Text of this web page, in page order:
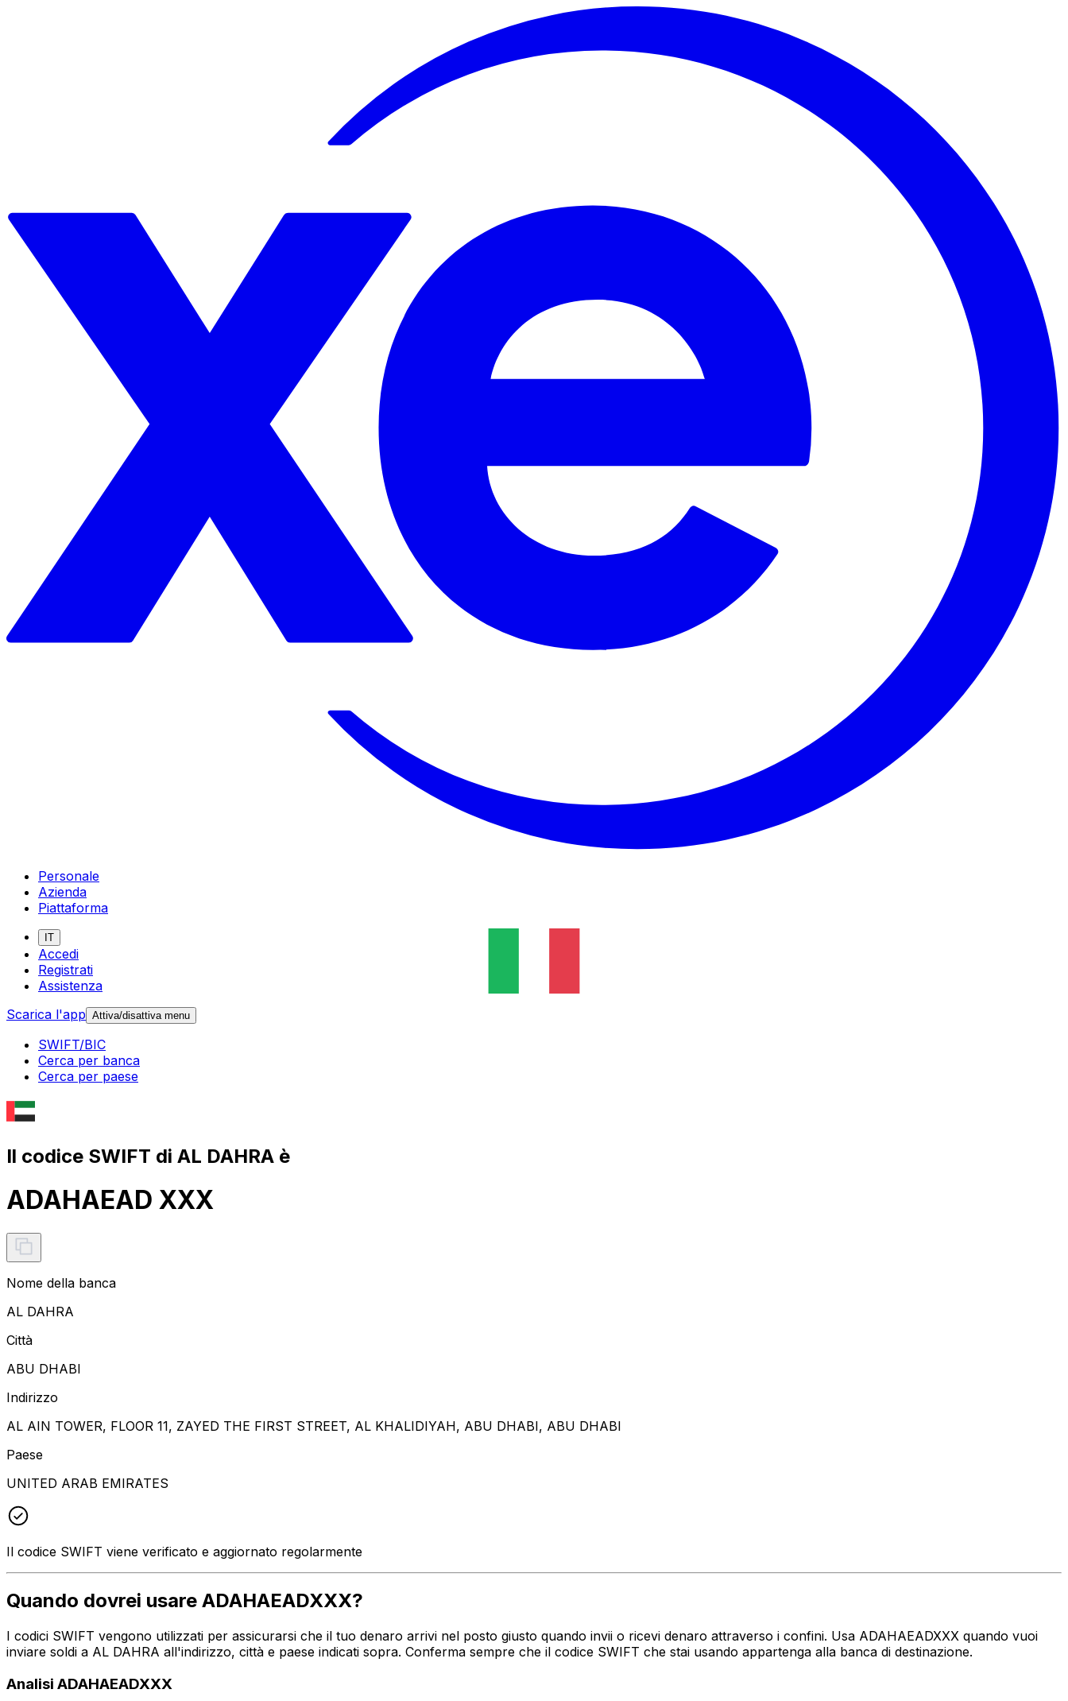
Personale
Azienda
Piattaforma
IT
Accedi
Registrati
Assistenza
Scarica l'app Attiva/disattiva menu
SWIFT/BIC
Cerca per banca
Cerca per paese
Il codice SWIFT di AL DAHRA è
ADAHAEAD XXX
Nome della banca
AL DAHRA
Città
ABU DHABI
Indirizzo
AL AIN TOWER, FLOOR 11, ZAYED THE FIRST STREET, AL KHALIDIYAH, ABU DHABI, ABU DHABI
Paese
UNITED ARAB EMIRATES
Il codice SWIFT viene verificato e aggiornato regolarmente
Quando dovrei usare ADAHAEADXXX?
I codici SWIFT vengono utilizzati per assicurarsi che il tuo denaro arrivi nel posto giusto quando invii o ricevi denaro attraverso i confini. Usa ADAHAEADXXX quando vuoi
inviare soldi a AL DAHRA all'indirizzo, città e paese indicati sopra. Conferma sempre che il codice SWIFT che stai usando appartenga alla banca di destinazione.
Analisi ADAHAEADXXX